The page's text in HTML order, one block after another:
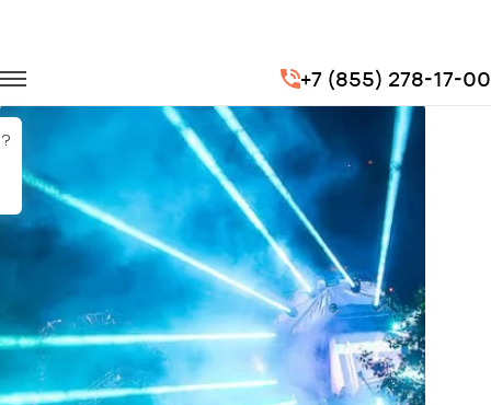
+7 (855) 278-17-00
?
Транспорт на концерты
Механика 2018